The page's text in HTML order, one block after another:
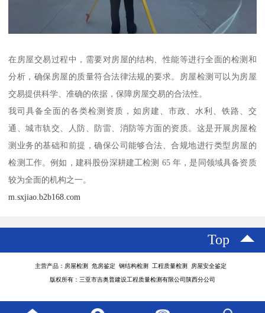
在房屋交易过程中，需要对房屋的结构、性能等进行全面的检测和
分析，确保房屋的质量符合法律法规的要求。房屋检测可以为房屋
交易提供科学、准确的依据，保障房屋交易的合法性。
我司具备全面的各类检测资质，如房建、市政、水利、铁路、交
通、城市轨交、人防、防雷、消防等方面的资质。这是开展房屋检
测业务的基础和前提，确保公司能够合法、合规地进行类型房屋的
检测工作。例如，建科股份深耕建工检测 65 年，是同领域具备资质
较为全面的机构之一。
m.sxjiao.b2b168.com
Top
主营产品：房屋检测 危房鉴定 钢结构检测 工程质量检测 房屋安全鉴定
版权所有：三亚市吉奥普建设工程质量检测有限公司陕西分公司